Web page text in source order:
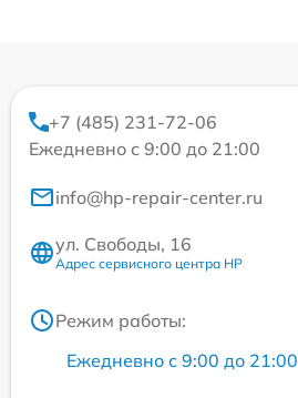
+7 (485) 231-72-06
Ежедневно с 9:00 до 21:00
info@hp-repair-center.ru
ул. Свободы, 16
Адрес сервисного центра HP
Режим работы:
Ежедневно с 9:00 до 21:00